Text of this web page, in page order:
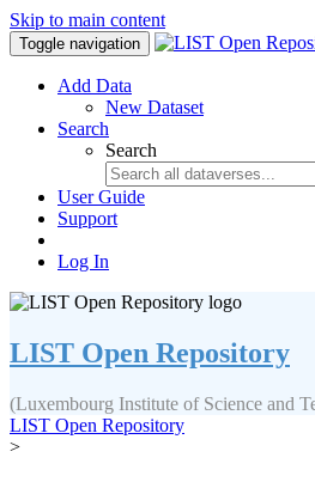
Skip to main content
Toggle navigation
Add Data
New Dataset
Search
Search
User Guide
Support
Log In
LIST Open Repository
(Luxembourg Institute of Science and
LIST Open Repository
>